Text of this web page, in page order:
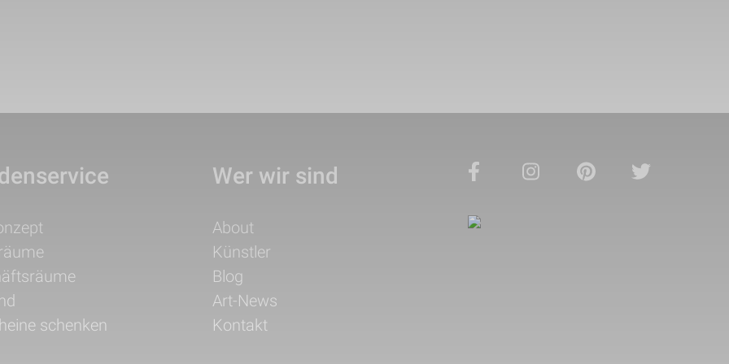
schenken
Wer wir sind
Navigation
überspringen
About
Künstler
Blog
Art-News
Kontakt